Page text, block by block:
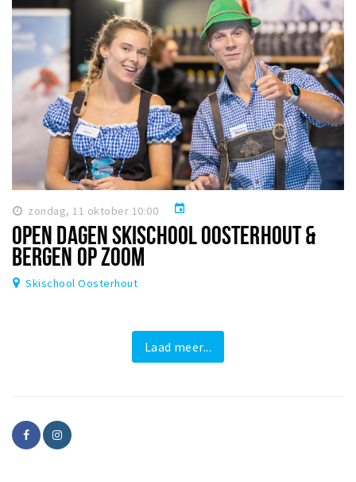
zondag, 11 oktober 10:00 event
OPEN DAGEN SKISCHOOL OOSTERHOUT &
BERGEN OP ZOOM
Skischool Oosterhout
Laad meer...